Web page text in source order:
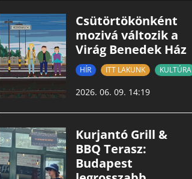
Csütörtökönként
mozivá változik a
Virág Benedek Ház
HÍR ITT LAKUNK KULTÚRA
2026. 06. 09. 14:19
Kurjantó Grill &
BBQ Terasz:
Budapest